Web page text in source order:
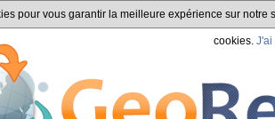
pour vous garantir la meilleure expérience sur
cookies. J'ai